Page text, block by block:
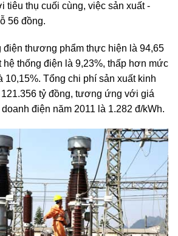
tiêu thụ cuối cùng, việc sản xuất -
56 đồng.
thương phẩm thực hiện là 94,65
hệ thống điện là 9,23%, thấp hơn mức
10,15%. Tổng chi phí sản xuất kinh
tỷ đồng, tương ứng với giá
điện năm 2011 là 1.282 đ/kWh.